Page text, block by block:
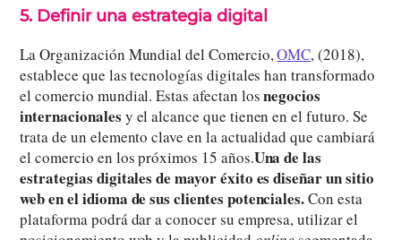
5. Definir una estrategia digital
La Organización Mundial del Comercio,OMC, (2018),
establece que las tecnologías digitales han transformado
el comercio mundial. Estas afectan losnegocios
internacionales y el alcance que tienen en el futuro. Se
trata de un elemento clave en la actualidad que cambiará
el comercio en los próximos 15 años.Una de las
estrategias digitales de mayor éxito es diseñar un sitio
web en el idioma de sus clientes potenciales.Con esta
plataforma podrá dar a conocer su empresa, utilizar el